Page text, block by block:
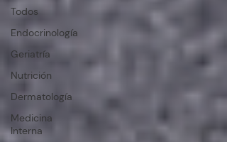
Todos
Endocrinología
Geriatría
Nutrición
Dermatología
Medicina
Interna